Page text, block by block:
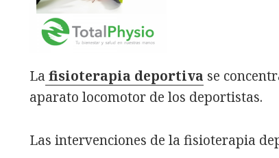
La fisioterapia deportiva se
aparato locomotor de los deportistas.
Las intervenciones de la fisioterapia